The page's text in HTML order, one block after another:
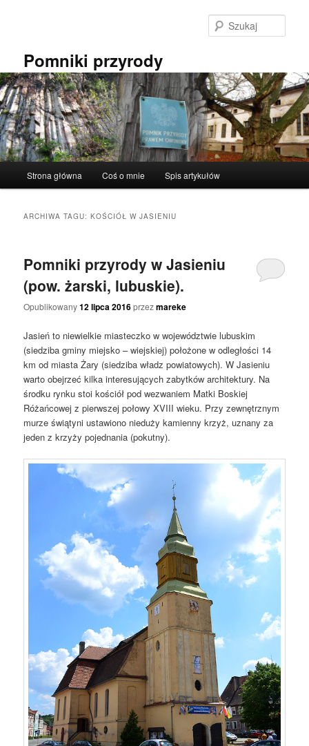
Pomniki przyrody
Strona główna Coś o mnie Spis artykułów
ARCHIWA TAGU:KOŚCIÓŁ W JASIENIU
Pomniki przyrody w Jasieniu
(pow. żarski, lubuskie).
Opublikowany12 lipca 2016przezmareke
Jasień to niewielkie miasteczko w województwie lubuskim
(siedziba gminy miejsko – wiejskiej) położone w odległości 14
km od miasta Żary (siedziba władz powiatowych). W Jasieniu
warto obejrzeć kilka interesujących zabytków architektury. Na
środku rynku stoi kościół pod wezwaniem Matki Boskiej
Różańcowej z pierwszej połowy XVIII wieku. Przy zewnętrznym
murze świątyni ustawiono nieduży kamienny krzyż, uznany za
jeden z krzyży pojednania (pokutny).